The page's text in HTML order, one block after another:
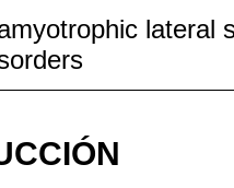
lateral